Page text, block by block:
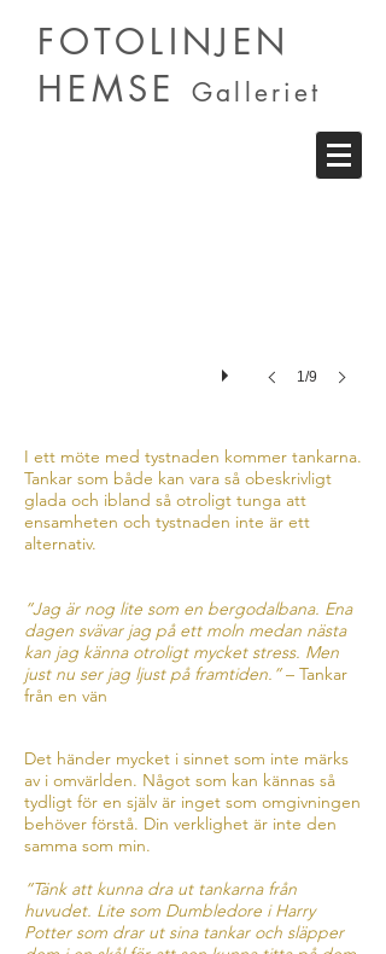
FOTOLINJEN
HEMSEGalleriet
1/9
I ett möte med tystnaden kommer tankarna.
Tankar som både kan vara så obeskrivligt
glada och ibland så otroligt tunga att
ensamheten och tystnaden inte är ett
alternativ.
”Jag är nog lite som en bergodalbana. Ena
dagen svävar jag på ett moln medan nästa
kan jag känna otroligt mycket stress. Men
just nu ser jag ljust på framtiden.”– Tankar
från en vän
Det händer mycket i sinnet som inte märks
av i omvärlden. Något som kan kännas så
tydligt för en själv är inget som omgivningen
behöver förstå. Din verklighet är inte den
samma som min.
”Tänk att kunna dra ut tankarna från
huvudet. Lite som Dumbledore i Harry
Potter som drar ut sina tankar och släpper